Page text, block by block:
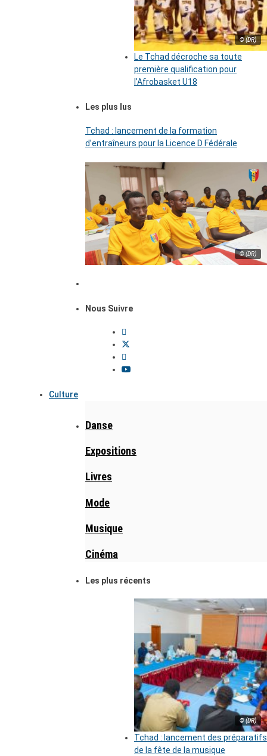
© (DR)
Le Tchad décroche sa toute
première qualification pour
l’Afrobasket U18
Les plus lus
Tchad : lancement de la formation
d’entraîneurs pour la Licence D Fédérale
© (DR)
Nous Suivre
Culture
Danse
Expositions
Livres
Mode
Musique
Cinéma
Les plus récents
© (DR)
Tchad : lancement des préparatifs
de la fête de la musique